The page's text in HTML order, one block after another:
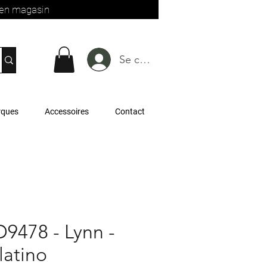
magasin
Se connecter
Accessoires Contact
- Lynn -